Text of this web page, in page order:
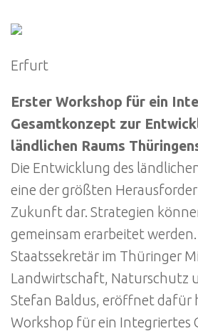
Erfurt
Erster Workshop für ein
Gesamtkonzept zur
ländlichen Raums
Die Entwicklung des
eine der größten
Zukunft dar. Strategien
gemeinsam erarbeitet
Staatssekretär im Thüringer
Landwirtschaft, Naturschutz
Stefan Baldus, eröffnet dafür
Workshop für ein Integriertes